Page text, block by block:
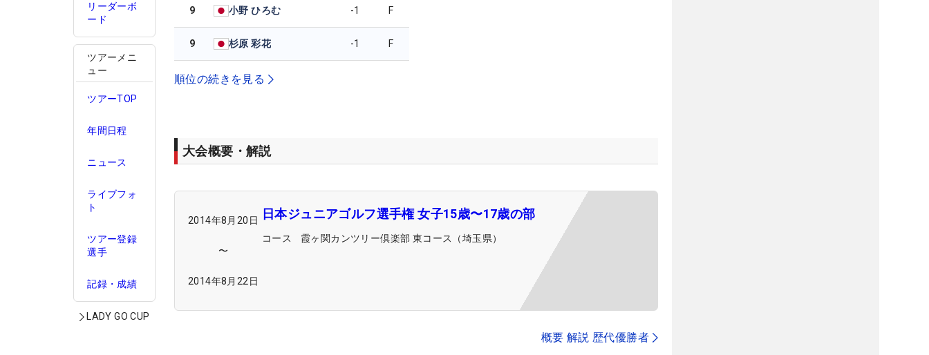
リーダーボ
ード
ツアーメニ
ュー
ツアーTOP
年間日程
ニュース
ライブフォ
ト
ツアー登録
選手
記録・成績
LADY GO CUP
9 小野 ひろむ -1 F
9 杉原 彩花 -1 F
順位の続きを見る
大会概要・解説
2014年8月20日
〜
2014年8月22日
日本ジュニアゴルフ選手権 女子15歳〜17歳の部
コース 霞ヶ関カンツリー倶楽部 東コース（埼玉県）
概要 解説 歴代優勝者